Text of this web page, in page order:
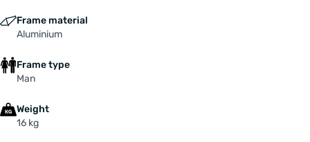
Frame material
Aluminium
Frame type
Man
Weight
16 kg